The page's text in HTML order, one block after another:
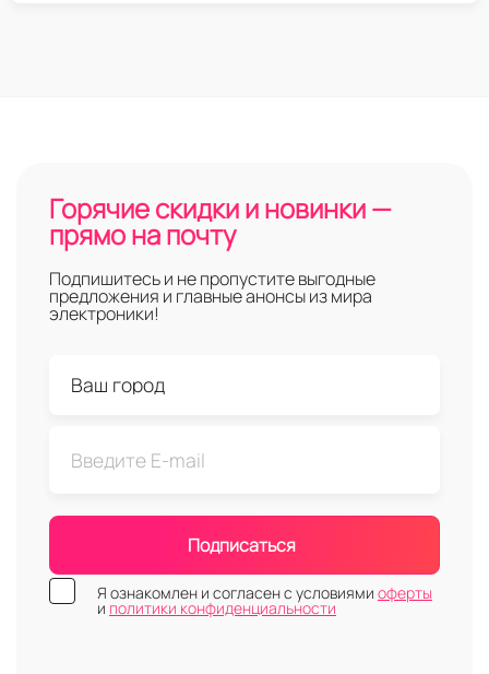
Горячие скидки и новинки —
прямо на почту
Подпишитесь и не пропустите выгодные
предложения и главные анонсы из мира
электроники!
Подписаться
Я ознакомлен и согласен с условиями оферты
и политики конфиденциальности